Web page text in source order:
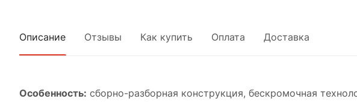
Описание Отзывы Как купить Оплата Доставка
Особенность: cборно-разборная конструкция, бескромочная